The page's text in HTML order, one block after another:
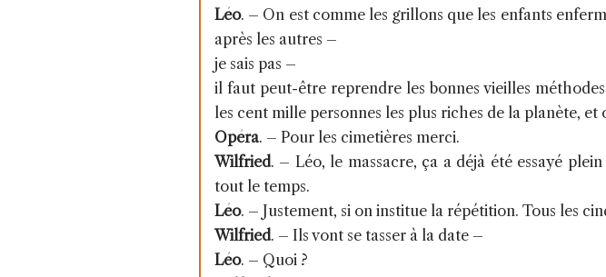
Léo. – On est comme les grillons que les enfants
après les autres –
je sais pas –
il faut peut-être reprendre les bonnes vieilles
les cent mille personnes les plus riches de la planète, et
Opéra. – Pour les cimetières merci.
Wilfried. – Léo, le massacre, ça a déjà été essayé
tout le temps.
Léo. – Justement, si on institue la répétition. Tous les
Wilfried. – Ils vont se tasser à la date –
Léo. – Quoi ?